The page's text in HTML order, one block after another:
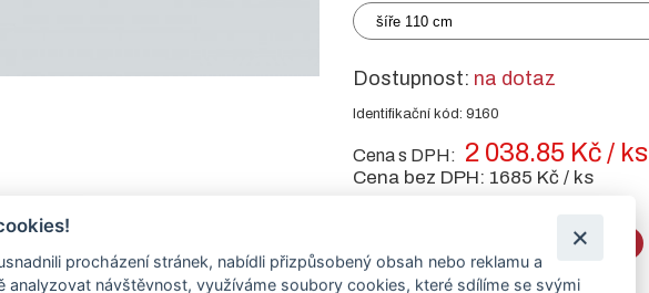
šíře 110 cm
Dostupnost: na dotaz
Identifikační kód: 9160
Cena s DPH: 2 038.85 Kč / ks
Cena bez DPH: 1685 Kč / ks
DO KOŠÍKU
procházení stránek, nabídli přizpůsobený obsah nebo reklamu a
analyzovat návštěvnost, využíváme soubory cookies, které sdílíme se svými